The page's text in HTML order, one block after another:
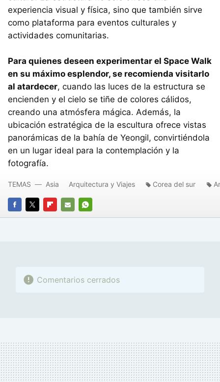
experiencia visual y física, sino que también sirve
como plataforma para eventos culturales y
actividades comunitarias.
Para quienes deseen experimentar el Space Walk
en su máximo esplendor, se recomienda visitarlo
al atardecer, cuando las luces de la estructura se
encienden y el cielo se tiñe de colores cálidos,
creando una atmósfera mágica. Además, la
ubicación estratégica de la escultura ofrece vistas
panorámicas de la bahía de Yeongil, convirtiéndola
en un lugar ideal para la contemplación y la
fotografía.
FACEBOOK
TWITTERFLIPBOARD
E-
WHATSAPP
TEMAS Asia Arquitectura y Viajes Corea del sur
Comentarios cerrados